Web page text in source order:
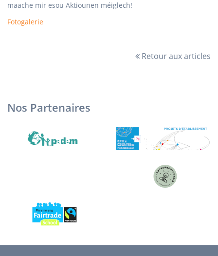
maache mir esou Aktiounen méiglech!
Fotogalerie
Retour aux articles
Nos Partenaires